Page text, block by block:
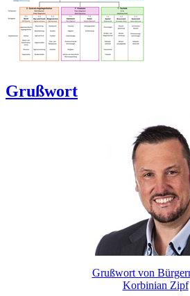
Grußwort
Grußwort von
Korbinian Zipf